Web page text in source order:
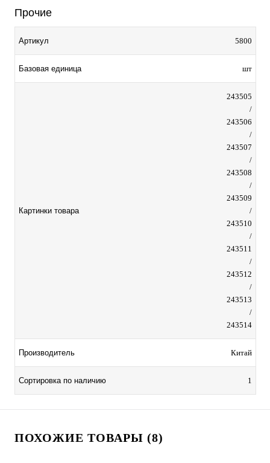
Прочие
Артикул 5800
Базовая единица шт
Картинки товара
243505
/
243506
/
243507
/
243508
/
243509
/
243510
/
243511
/
243512
/
243513
/
243514
Производитель Китай
Сортировка по наличию 1
ПОХОЖИЕ ТОВАРЫ (8)